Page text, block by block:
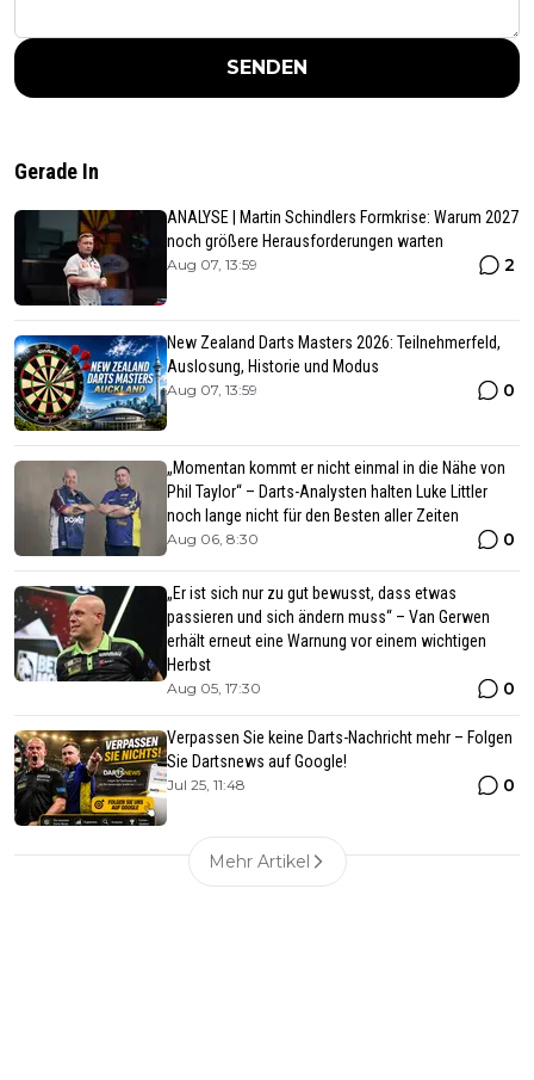
SENDEN
Gerade In
ANALYSE | Martin Schindlers Formkrise: Warum 2027
noch größere Herausforderungen warten
Aug 07, 13:59 2
New Zealand Darts Masters 2026: Teilnehmerfeld,
Auslosung, Historie und Modus
Aug 07, 13:59 0
„Momentan kommt er nicht einmal in die Nähe von
Phil Taylor“ – Darts-Analysten halten Luke Littler
noch lange nicht für den Besten aller Zeiten
Aug 06, 8:30 0
„Er ist sich nur zu gut bewusst, dass etwas
passieren und sich ändern muss“ – Van Gerwen
erhält erneut eine Warnung vor einem wichtigen
Herbst
Aug 05, 17:30 0
Verpassen Sie keine Darts-Nachricht mehr – Folgen
Sie Dartsnews auf Google!
Jul 25, 11:48 0
Mehr Artikel